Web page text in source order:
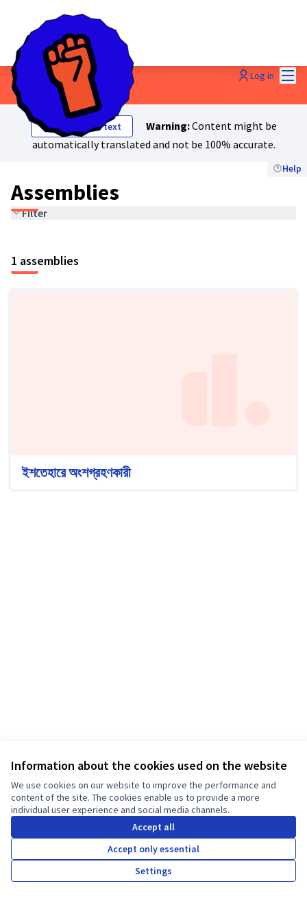
Information about the cookies used on the website
We use cookies on our website to improve the performance and
content of the site. The cookies enable us to provide a more
individual user experience and social media channels.
Accept all
Accept only essential
Settings
Log in
Assemblies
Show original text Warning:Content might be
automatically translated and not be 100% accurate.
Assemblies
Filter
Help
1 assemblies
ইশতেহারে অংশগ্রহণকারী
Terms of Service
Cookie settings
জেটি ম্যানিফেস্টো - পরিচ্ছন্ন কাপড় প্রচারণা at Facebook
(External link)
জেটি ম্যানিফেস্টো - পরিচ্ছন্ন কাপড় প্রচারণা at Instagram
Sprache wählenChoisir la langue